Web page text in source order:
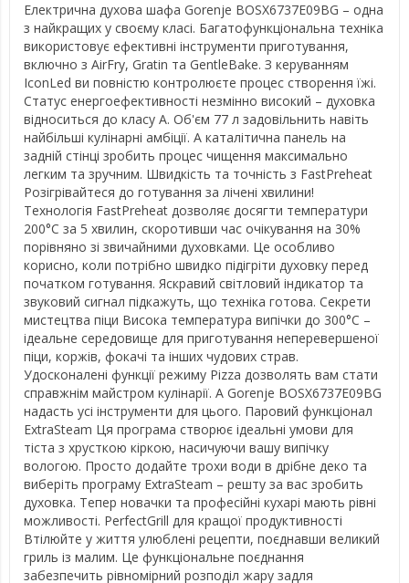
Електрична духова шафа Gorenje BOSX6737E09BG – одна
з найкращих у своєму класі. Багатофункціональна техніка
використовує ефективні інструменти приготування,
включно з AirFry, Gratin та GentleBake. З керуванням
IconLed ви повністю контролюєте процес створення їжі.
Статус енергоефективності незмінно високий – духовка
відноситься до класу A. Об'єм 77 л задовільнить навіть
найбільші кулінарні амбіції. А каталітична панель на
задній стінці зробить процес чищення максимально
легким та зручним. Швидкість та точність з FastPreheat
Розігрівайтеся до готування за лічені хвилини!
Технологія FastPreheat дозволяє досягти температури
200°C за 5 хвилин, скоротивши час очікування на 30%
порівняно зі звичайними духовками. Це особливо
корисно, коли потрібно швидко підігріти духовку перед
початком готування. Яскравий світловий індикатор та
звуковий сигнал підкажуть, що техніка готова. Секрети
мистецтва піци Висока температура випічки до 300°C –
ідеальне середовище для приготування неперевершеної
піци, коржів, фокачі та інших чудових страв.
Удосконалені функції режиму Pizza дозволять вам стати
справжнім майстром кулінарії. А Gorenje BOSX6737E09BG
надасть усі інструменти для цього. Паровий функціонал
ExtraSteam Ця програма створює ідеальні умови для
тіста з хрусткою кіркою, насичуючи вашу випічку
вологою. Просто додайте трохи води в дрібне деко та
виберіть програму ExtraSteam – решту за вас зробить
духовка. Тепер новачки та професійні кухарі мають рівні
можливості. PerfectGrill для кращої продуктивності
Втілюйте у життя улюблені рецепти, поєднавши великий
гриль із малим. Це функціональне поєднання
забезпечить рівномірний розподіл жару задля